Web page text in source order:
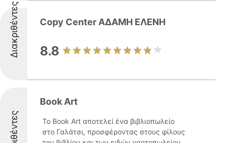
Διακριθέντες Copy Center ΑΔΑΜΗ ΕΛΕΝΗ
8.8
Book Art
Το Book Art αποτελεί ένα βιβλιοπωλείο
στο Γαλάτσι, προσφέροντας στους φίλους